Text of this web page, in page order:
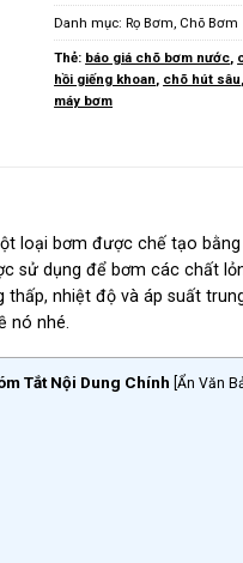
Danh mục:Rọ Bơm, Chõ Bơm
Thẻ: báo giá chõ bơm nước,
hồi giếng khoan, chõ hút sâu,
máy bơm
loại bơm được chế tạo
sử dụng để bơm các chất
nhiệt độ và áp suất
nó nhé.
Tắt Nội Dung Chính Ẩn Văn